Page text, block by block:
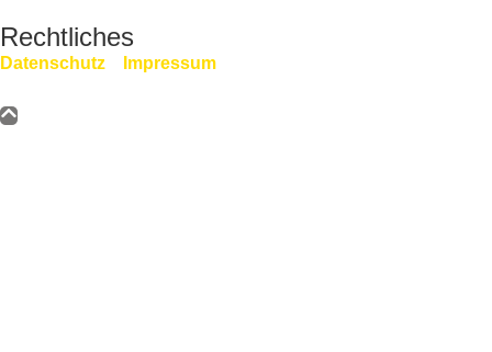
Rechtliches
Datenschutz Impressum